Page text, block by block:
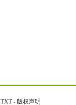
TXT- 版权声明